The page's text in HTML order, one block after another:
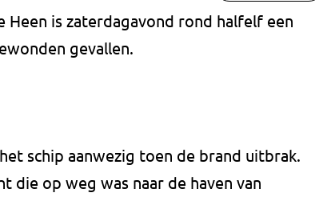
Heen is zaterdagavond rond halfelf een
gevallen.
schip aanwezig toen de brand uitbrak.
die op weg was naar de haven van